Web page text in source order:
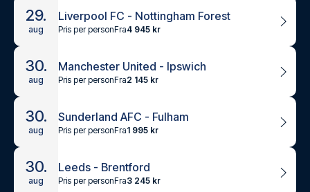
29.
aug
Liverpool FC - Nottingham Forest
Pris per personFra4 945 kr
30.
aug
Manchester United - Ipswich
Pris per personFra2 145 kr
30.
aug
Sunderland AFC - Fulham
Pris per personFra1 995 kr
30.
aug
Leeds - Brentford
Pris per personFra3 245 kr